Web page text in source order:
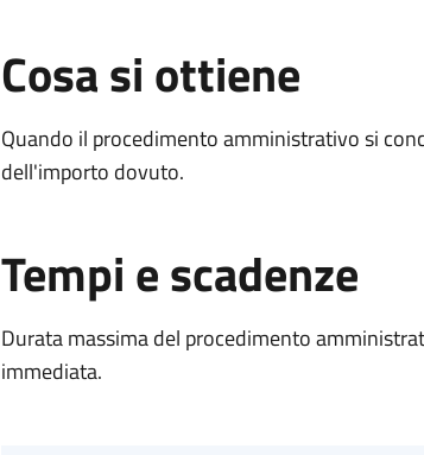
Cosa si ottiene
Quando il procedimento amministrativo si
dell'importo dovuto.
Tempi e scadenze
Durata massima del procedimento
immediata.